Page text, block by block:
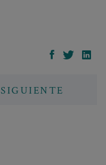
SIGUIENTE